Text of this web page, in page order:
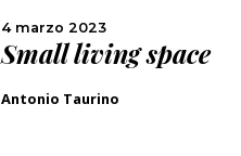
4 marzo 2023
Small living space
Antonio Taurino